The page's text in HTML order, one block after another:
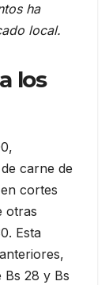
ha
local.
los
carne de
cortes
otras
Esta
28 y Bs